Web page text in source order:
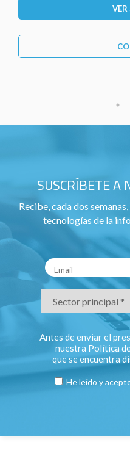
SUSCRÍBETE A
Recibe, cada dos
tecnologías de la
Antes de enviar el
nuestra Política
que se encuentra
He leído y